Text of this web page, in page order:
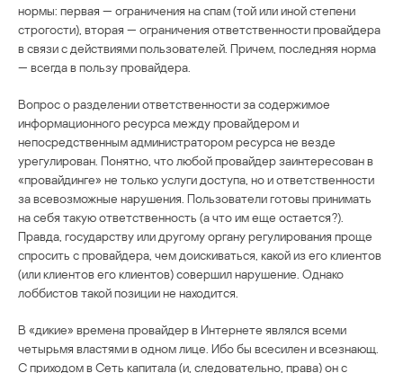
нормы: первая — ограничения на спам (той или иной степени
строгости), вторая — ограничения ответственности провайдера
в связи с действиями пользователей. Причем, последняя норма
— всегда в пользу провайдера.
Вопрос о разделении ответственности за содержимое
информационного ресурса между провайдером и
непосредственным администратором ресурса не везде
урегулирован. Понятно, что любой провайдер заинтересован в
«провайдинге» не только услуги доступа, но и ответственности
за всевозможные нарушения. Пользователи готовы принимать
на себя такую ответственность (а что им еще остается?).
Правда, государству или другому органу регулирования проще
спросить с провайдера, чем доискиваться, какой из его клиентов
(или клиентов его клиентов) совершил нарушение. Однако
лоббистов такой позиции не находится.
В «дикие» времена провайдер в Интернете являлся всеми
четырьмя властями в одном лице. Ибо бы всесилен и всезнающ.
С приходом в Сеть капитала (и, следовательно, права) он с